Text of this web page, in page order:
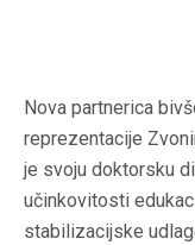
Nova partnerica
reprezentacije
je svoju doktorsku
učinkovitosti
stabilizacijske